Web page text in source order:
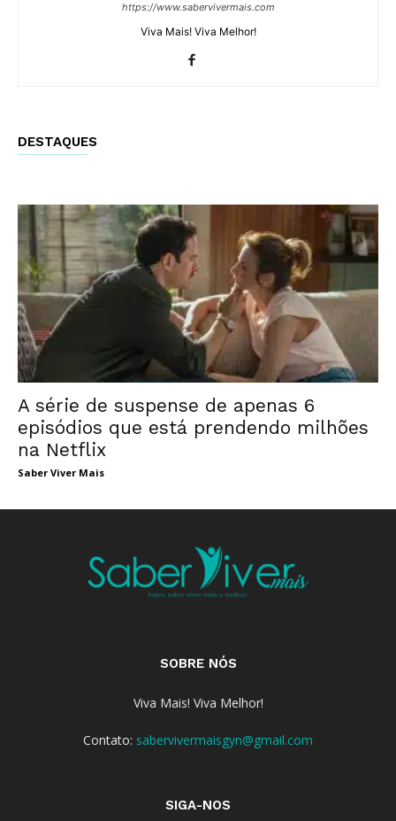
https://www.sabervivermais.com
Viva Mais! Viva Melhor!
DESTAQUES
A série de suspense de apenas 6
episódios que está prendendo milhões
na Netflix
Saber Viver Mais
SOBRE NÓS
Viva Mais! Viva Melhor!
Contato: sabervivermaisgyn@gmail.com
SIGA-NOS